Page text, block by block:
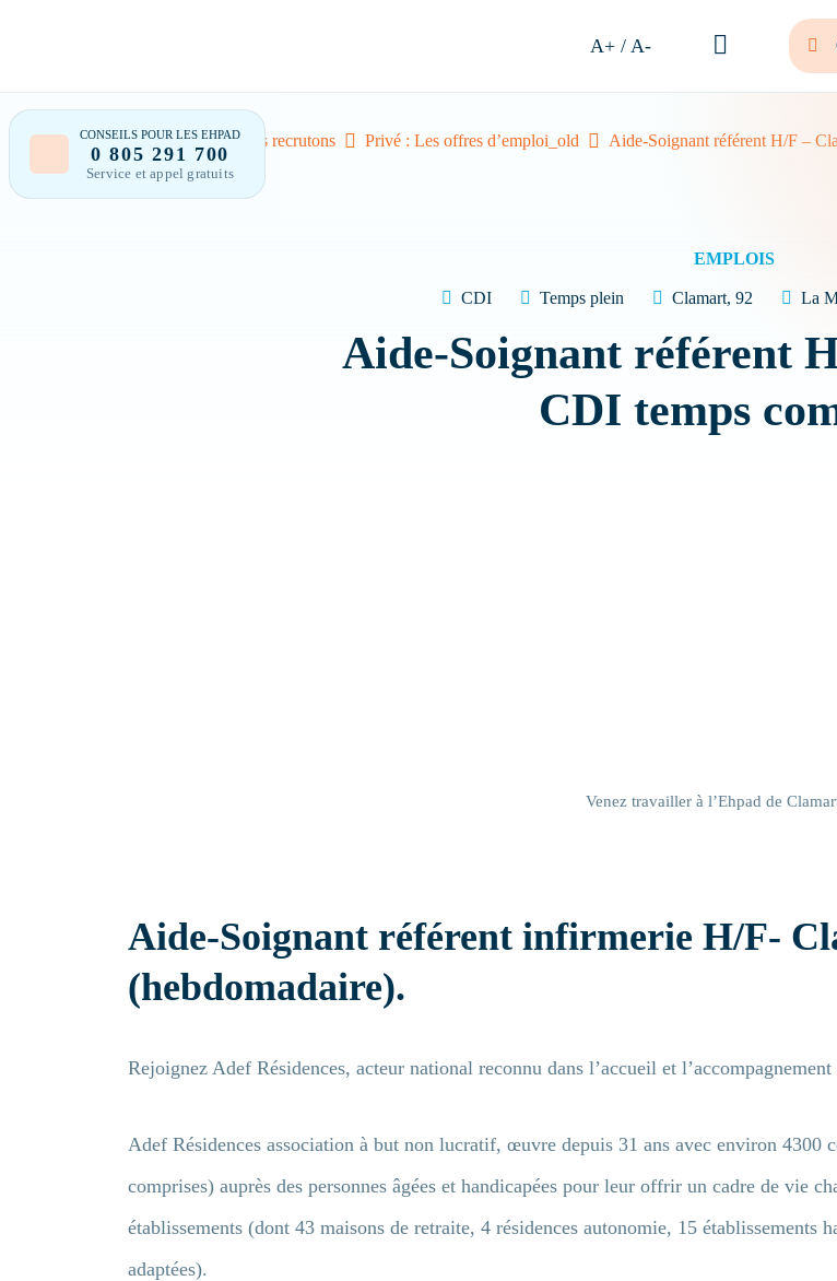
A+ / A-
CONSEILS POUR LES EHPAD
0 805 291 700
Service et appel gratuits
Accueil Nous recrutons Privé : Les offres d’emploi_old Aide-Soignant référent H/F –
EMPLOIS
CDI Temps plein Clamart, 92 La
Aide-Soignant référent
CDI temps
Venez travailler à l’Ehpad de
Aide-Soignant référent infirmerie H/F-
(hebdomadaire).
Rejoignez Adef Résidences, acteur national reconnu dans l’accueil et
Adef Résidences association à but non lucratif, œuvre depuis 31 ans avec environ 4300
comprises) auprès des personnes âgées et handicapées pour leur offrir un cadre de vie
établissements (dont 43 maisons de retraite, 4 résidences autonomie, 15 établissements
adaptées).
nous vous
Trouver sa résidence Nous recrutons